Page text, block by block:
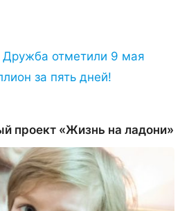
Дружба отметили 9 мая
за пять дней!
проект «Жизнь на ладони»